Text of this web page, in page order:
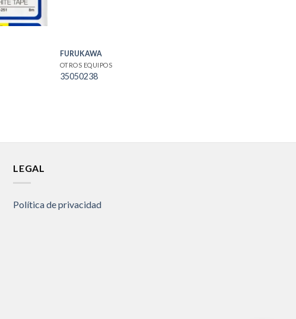
FURUKAWA
OTROS EQUIPOS
35050238
LEGAL
Política de privacidad